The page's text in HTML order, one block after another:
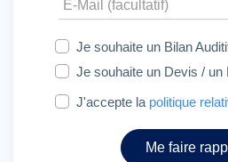
Je souhaite un Bilan
Je souhaite un Devis / un
J'accepte la politique
Me faire